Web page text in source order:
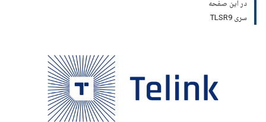
در این صفحه
سری TLSR9